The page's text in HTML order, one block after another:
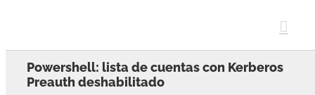
Powershell: lista de cuentas con Kerberos
Preauth deshabilitado